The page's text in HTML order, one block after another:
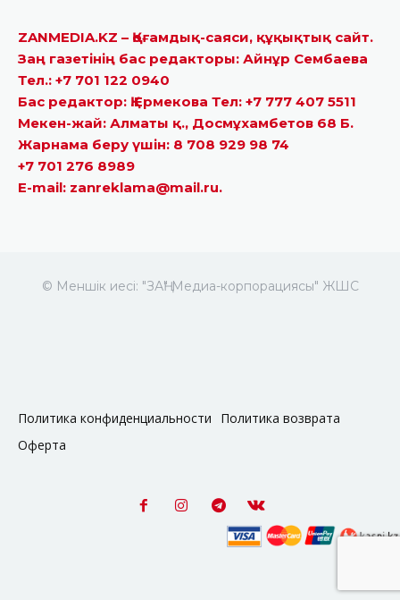
ZANMEDIA.KZ – Қоғамдық-саяси, құқықтық сайт.
Заң газетінің бас редакторы: Айнұр Сембаева
Тел.: +7 701 122 0940
Бас редактор: Қ.Ермекова Тел: +7 777 407 5511
Мекен-жай: Алматы қ., Досмұхамбетов 68 Б.
Жарнама беру үшін: 8 708 929 98 74
+7 701 276 8989
E-mail: zanreklama@mail.ru.
© Меншік иесі: "ЗАҢ" Медиа-корпорациясы" ЖШС
Политика конфиденциальности
Политика возврата
Оферта